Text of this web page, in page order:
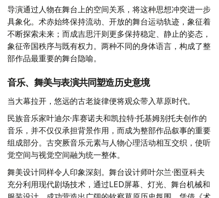
导演通过人物在舞台上的空间关系，将这种思想冲突进一步
具象化。术赤始终保持流动、开放的舞台运动轨迹，象征着
不断探索未来；而成吉思汗则更多保持稳定、静止的姿态，
象征帝国秩序与既有权力。两种不同的身体语言，构成了整
部作品最重要的舞台隐喻。
音乐、舞美与表演共同塑造历史意境
当大幕拉开，悠远的古老旋律便将观众带入草原时代。
民族音乐家叶迪尔·库赛诺夫和凯拉特·托基姆别托夫创作的
音乐，并不仅仅承担背景作用，而成为整部作品叙事的重要
组成部分。古突厥音乐元素与人物心理活动相互交织，使听
觉空间与视觉空间融为统一整体。
舞美设计同样令人印象深刻。舞台设计师叶尔兰·图亚科夫
充分利用现代剧场技术，通过LED屏幕、灯光、舞台机械和